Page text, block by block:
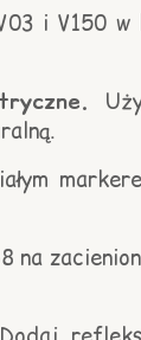
i V150
na